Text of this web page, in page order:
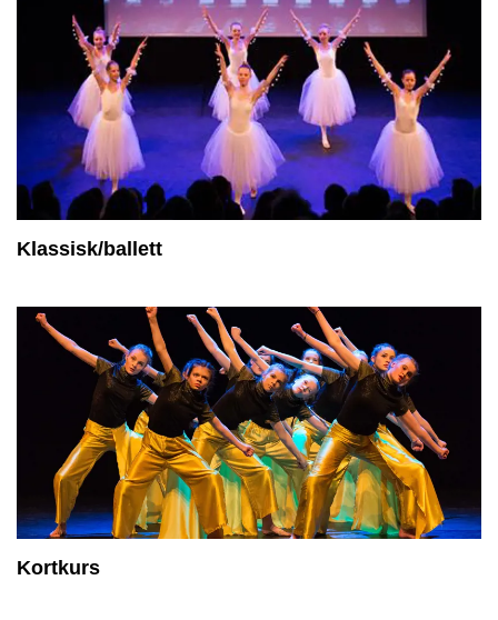
Klassisk/ballett
Kortkurs